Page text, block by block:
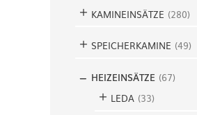
KAMINEINSÄTZE (280)
SPEICHERKAMINE (49)
HEIZEINSÄTZE (67)
LEDA (33)